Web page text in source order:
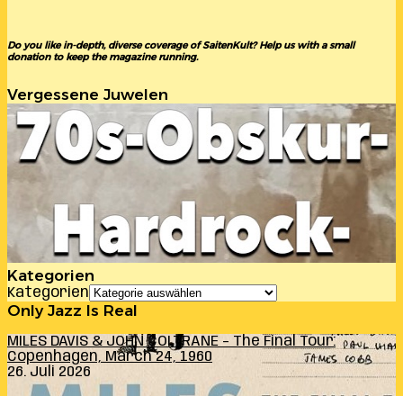
Do you like in-depth, diverse coverage of SaitenKult? Help us with a small
donation to keep the magazine running.
Vergessene Juwelen
Kategorien
Kategorien
Only Jazz Is Real
MILES DAVIS & JOHN COLTRANE – The Final Tour:
Copenhagen, March 24, 1960
26. Juli 2026